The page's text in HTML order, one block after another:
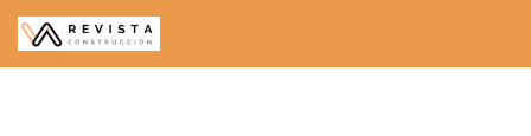
Saltar